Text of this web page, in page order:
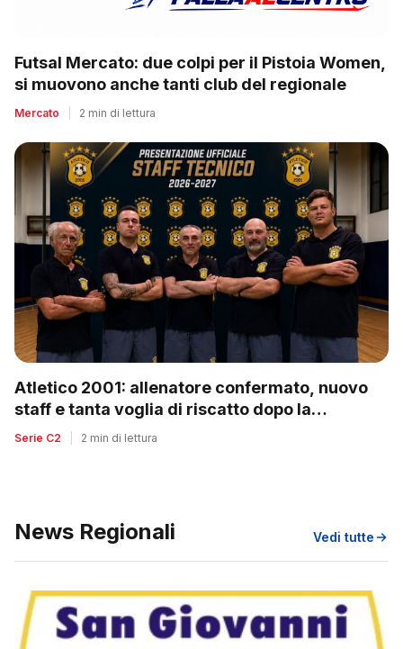
Futsal Mercato: due colpi per il Pistoia Women,
si muovono anche tanti club del regionale
Mercato 2 min di lettura
Atletico 2001: allenatore confermato, nuovo
staff e tanta voglia di riscatto dopo la
retrocessione
Serie C2 2 min di lettura
News Regionali Vedi tutte